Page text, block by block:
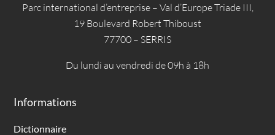
Parc international d’entreprise – Val d’Europe Triade III,
19 Boulevard Robert Thiboust
77700 – SERRIS
Du lundi au vendredi de 09h à 18h
Informations
Dictionnaire